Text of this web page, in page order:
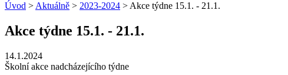
Úvod > Aktuálně > 2023-2024 > Akce týdne 15.1. - 21.1.
Akce týdne 15.1. - 21.1.
14.1.2024
Školní akce nadcházejícího týdne